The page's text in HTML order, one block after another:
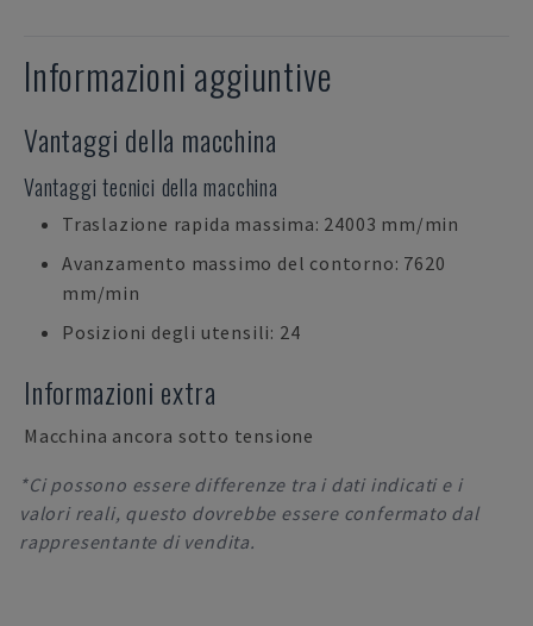
Informazioni aggiuntive
Vantaggi della macchina
Vantaggi tecnici della macchina
Traslazione rapida massima: 24003 mm/min
Avanzamento massimo del contorno: 7620
mm/min
Posizioni degli utensili: 24
Informazioni extra
Macchina ancora sotto tensione
*Ci possono essere differenze tra i dati indicati e i
valori reali, questo dovrebbe essere confermato dal
rappresentante di vendita.